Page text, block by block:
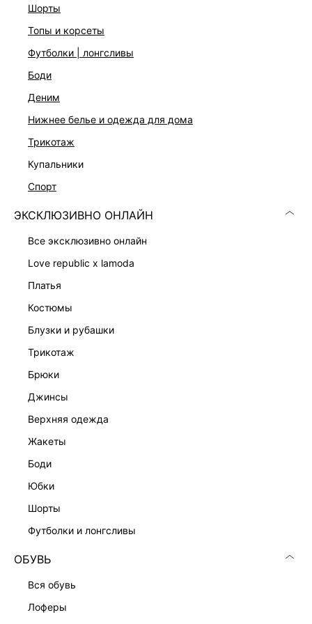
шорты
топы и корсеты
футболки | лонгсливы
боди
деним
нижнее белье и одежда для дома
трикотаж
купальники
спорт
ЭКСКЛЮЗИВНО ОНЛАЙН
все эксклюзивно онлайн
love republic x lamoda
платья
костюмы
блузки и рубашки
трикотаж
брюки
джинсы
верхняя одежда
жакеты
боди
юбки
шорты
футболки и лонгсливы
ОБУВЬ
вся обувь
лоферы
Не гладить, Профессиональная сухая чистка. Мягкий
окрашивать другие более светлые предметы одежды и
поверхности
Описание
Прямой полуприлегающий крой
Длина мини
Средняя посадка
Эластичный пояс
На модели размер 44. Крой модели соответствует
стандартному размеру
Подробные условия доставки и возврата
КАТАЛОГ
КОМПАНИЯ
КЛИЕНТАМ
ЛИЧНЫЙ КАБИНЕТ